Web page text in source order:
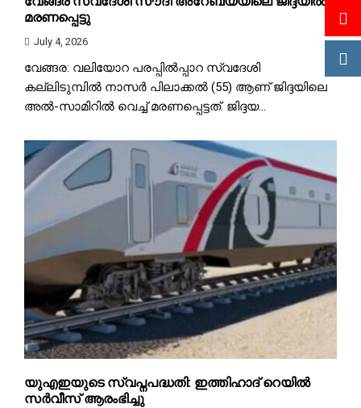
മരണപ്പെട്ടു
July 4, 2026
വേങ്ങര: വലിയോറ പരപ്പിൽപ്പാറ സ്വദേശി
കല്ലിടുമ്പിൽ നാസർ പിലാക്കൽ (55) ആണ് ജിദ്ദയിലെ
അൽ-സാമിറിൽ വെച്ച് മരണപ്പെട്ടത്. ജിദ്ദയ...
യുഎഇയുടെ സ്വപ്നപദ്ധതി: ഇത്തിഹാദ് റെയിൽ
സർവീസ് ആരംഭിച്ചു